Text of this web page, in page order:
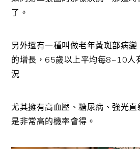
了。
另外還有一種叫做老年黃斑部病
的增長，65歲以上平均每8~10人
況
尤其擁有高血壓、糖尿病、強光
是非常高的機率會得。